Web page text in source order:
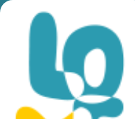
You are here: Home »